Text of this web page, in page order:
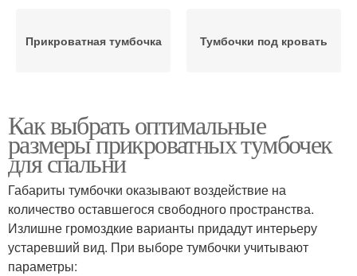
Прикроватная тумбочка Тумбочки под кровать
Как выбрать оптимальные
размеры прикроватных тумбочек
для спальни
Габариты тумбочки оказывают воздействие на
количество оставшегося свободного пространства.
Излишне громоздкие варианты придадут интерьеру
устаревший вид. При выборе тумбочки учитывают
параметры: